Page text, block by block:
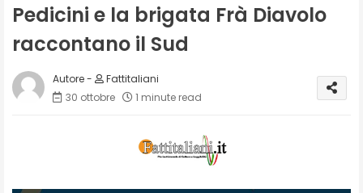
Pedicini e la brigata Frà Diavolo
raccontano il Sud
Fattitaliani
30 ottobre
1 minute read